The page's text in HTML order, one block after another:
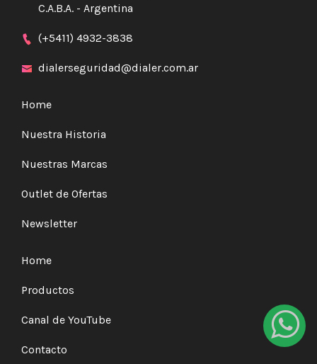
C.A.B.A. - Argentina
(+5411) 4932-3838
dialerseguridad@dialer.com.ar
Home
Nuestra Historia
Nuestras Marcas
Outlet de Ofertas
Newsletter
Home
Productos
Canal de YouTube
Contacto